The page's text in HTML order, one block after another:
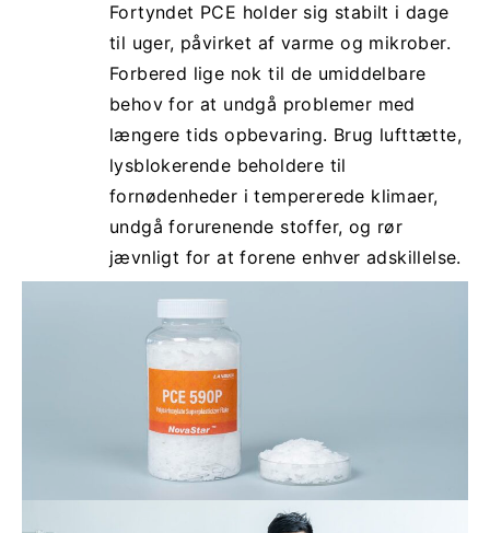
Fortyndet PCE holder sig stabilt i dage
til uger, påvirket af varme og mikrober.
Forbered lige nok til de umiddelbare
behov for at undgå problemer med
længere tids opbevaring. Brug lufttætte,
lysblokerende beholdere til
fornødenheder i tempererede klimaer,
undgå forurenende stoffer, og rør
jævnligt for at forene enhver adskillelse.